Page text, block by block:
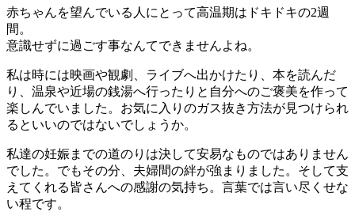
赤ちゃんを望んでいる人にとって高温期はドキドキの2週
間。
意識せずに過ごす事なんてできませんよね。
私は時には映画や観劇、ライブへ出かけたり、本を読んだ
り、温泉や近場の銭湯へ行ったりと自分へのご褒美を作って
楽しんでいました。お気に入りのガス抜き方法が見つけられ
るといいのではないでしょうか。
私達の妊娠までの道のりは決して安易なものではありません
でした。でもその分、夫婦間の絆が強まりました。そして支
えてくれる皆さんへの感謝の気持ち。言葉では言い尽くせな
い程です。